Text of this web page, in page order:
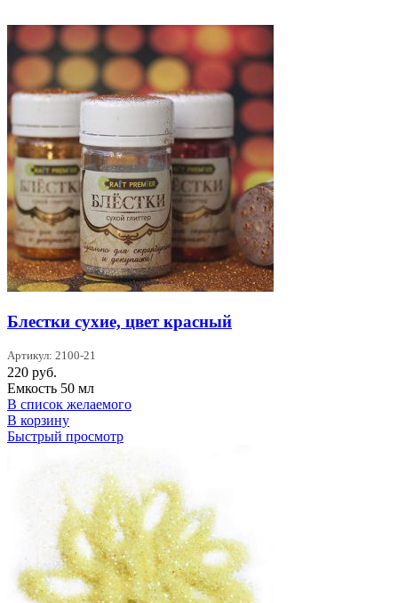
Блестки сухие, цвет красный
Артикул: 2100-21
220 руб.
Емкость 50 мл
В список желаемого
В корзину
Быстрый просмотр